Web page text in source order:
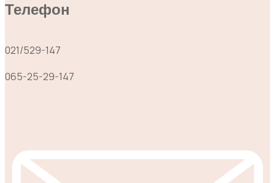
Телефон
021/529-147
065-25-29-147